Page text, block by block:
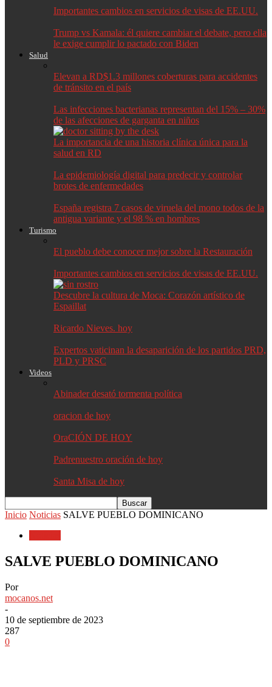
Importantes cambios en servicios de visas de EE.UU.
Trump vs Kamala: él quiere cambiar el debate, pero ella
le exige cumplir lo pactado con Biden
Salud
Elevan a RD$1.3 millones coberturas para accidentes
de tránsito en el país
Las infecciones bacterianas representan del 15% – 30%
de las afecciones de garganta en niños
La importancia de una historia clínica única para la
salud en RD
La epidemiología digital para predecir y controlar
brotes de enfermedades
España registra 7 casos de viruela del mono todos de la
antigua variante y el 98 % en hombres
Turismo
El pueblo debe conocer mejor sobre la Restauración
Importantes cambios en servicios de visas de EE.UU.
Descubre la cultura de Moca: Corazón artístico de
Espaillat
Ricardo Nieves. hoy
Expertos vaticinan la desaparición de los partidos PRD,
PLD y PRSC
Videos
Abinader desató tormenta política
oracion de hoy
OraCIÓN DE HOY
Padrenuestro oración de hoy
Santa Misa de hoy
Inicio Noticias SALVE PUEBLO DOMINICANO
SALVE PUEBLO DOMINICANO
Por
mocanos.net
-
10 de septiembre de 2023
287
0